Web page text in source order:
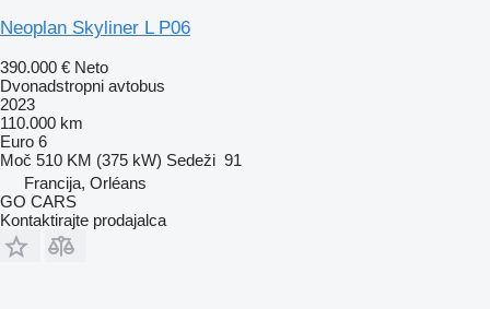
Neoplan Skyliner L P06
390.000 € Neto
Dvonadstropni avtobus
2023
110.000 km
Euro 6
Moč 510 KM (375 kW) Sedeži 91
Francija, Orléans
GO CARS
Kontaktirajte prodajalca